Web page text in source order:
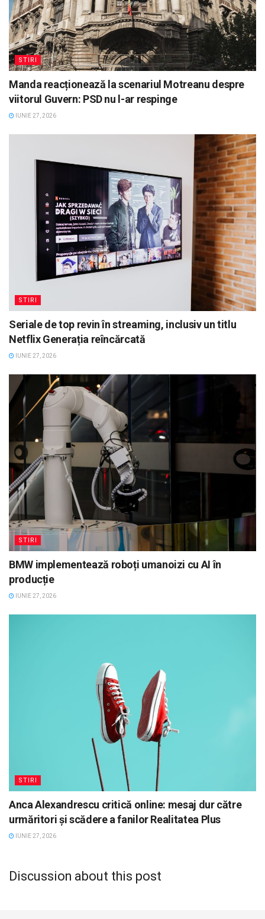
STIRI
Manda reacționează la scenariul Motreanu despre
viitorul Guvern: PSD nu l-ar respinge
IUNIE 27, 2026
STIRI
Seriale de top revin în streaming, inclusiv un titlu
Netflix Generația reîncărcată
IUNIE 27, 2026
STIRI
BMW implementează roboți umanoizi cu AI în
producție
IUNIE 27, 2026
STIRI
Anca Alexandrescu critică online: mesaj dur către
urmăritori și scădere a fanilor Realitatea Plus
IUNIE 27, 2026
Discussion about this post